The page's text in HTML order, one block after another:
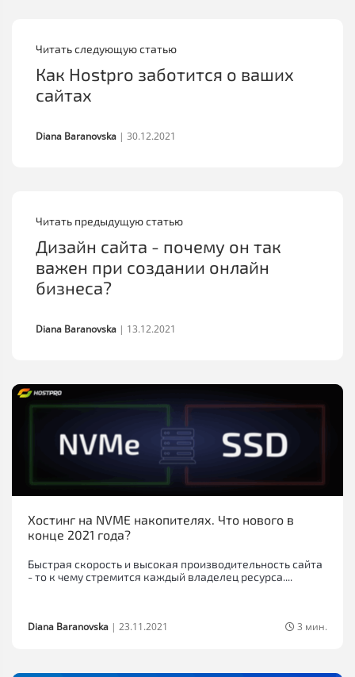
Читать предыдущую статью
Дизайн‌ ‌сайта‌ ‌-‌ ‌почему‌ он ‌так‌
‌важен‌ ‌при‌ ‌создании‌ ‌онлайн‌
‌бизнеса?‌
Diana Baranovska | 13.12.2021
Читать следующую статью
Как Hostpro заботится о ваших
сайтах
Diana Baranovska | 30.12.2021
Хостинг на NVME накопителях. Что нового в
конце 2021 года?
Быстрая скорость и высокая производительность сайта
- то к чему стремится каждый владелец ресурса....
Diana Baranovska | 23.11.2021 3 мин.